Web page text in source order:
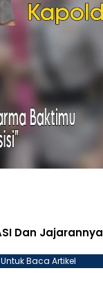
Dan Jajarannya
Baca Artikel